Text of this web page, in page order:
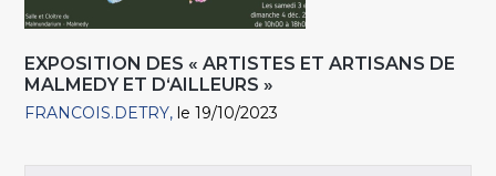
EXPOSITION DES « ARTISTES ET ARTISANS DE
MALMEDY ET D‘AILLEURS »
FRANCOIS.DETRY le 19/10/2023